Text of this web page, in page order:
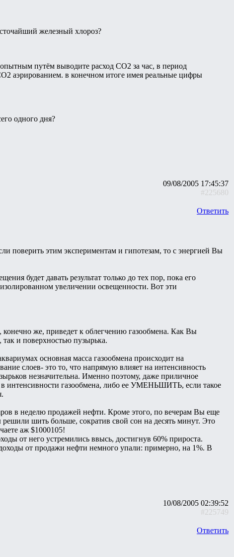
железный хлороз?
путём выводите расход СО2 за час, в период
аэрированием. в конечном итоге имея реальные цифры
одного дня?
09/08/2005 17:45:37
#225680
Ответить
поверить этим экспериментам и гипотезам, то с энергией Вы
будет давать результат только до тех пор, пока его
увеличении освещенности. Вот эти
конечно же, приведет к облегчению газообмена. Как Вы
и поверхностью пузырька.
основная масса газообмена происходит на
слоев- это то, что напрямую влияет на интенсивность
незначительна. Именно поэтому, даже приличное
интенсивности газообмена, либо ее УМЕНЬШИТЬ, если такое
в неделю продажей нефти. Кроме этого, по вечерам Вы еще
шить больше, сократив свой сон на десять минут. Это
аж $1000105!
от него устремились ввысь, достигнув 60% прироста.
от продажи нефти немного упали: примерно, на 1%. В
10/08/2005 02:39:52
#225749
Ответить